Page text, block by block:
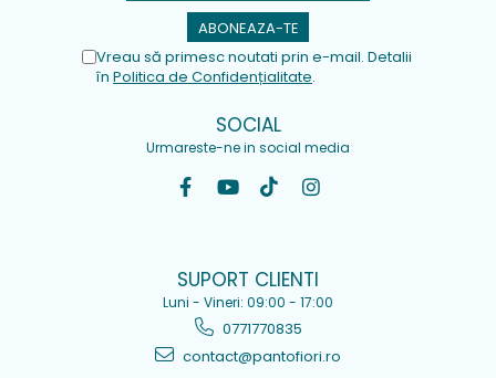
Vreau să primesc noutati prin e-mail. Detalii
în Politica de Confidențialitate.
SOCIAL
Urmareste-ne in social media
SUPORT CLIENTI
Luni - Vineri: 09:00 - 17:00
0771770835
contact@pantofiori.ro